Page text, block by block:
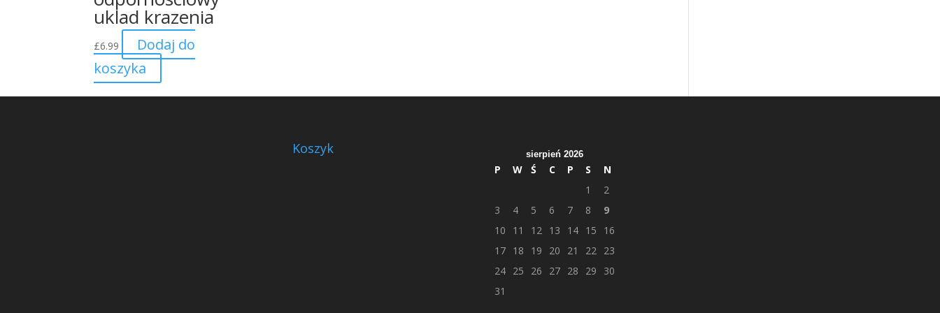
uklad krazenia
£6.99
Dodaj do
koszyka
Koszyk sierpień 2026
P W Ś C P S
N
1
2
3
4 5 6 7 8
9
10
11 12 13 14 15
16
17
18 19 20 21 22
23
24
25 26 27 28 29
30
31